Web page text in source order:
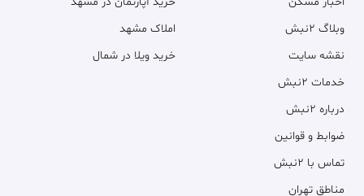
وبلاگ ۲نبش
نقشه سایت
خدمات ۲نبش
درباره ۲نبش
ضوابط و قوانین
تماس با ۲نبش
مناطق تهران
املاک مشهد
خرید ویلا در شمال